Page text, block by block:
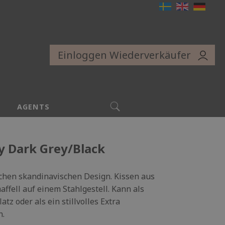
Einloggen Wiederverkäufer
AGENTS
Dark Grey/Black
skandinavischen Design. Kissen aus
auf einem Stahlgestell. Kann als
oder als ein stillvolles Extra